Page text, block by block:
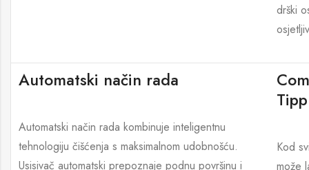
drški
Automatski način rada
Automatski način rada kombinuje inteligentnu
tehnologiju čišćenja s maksimalnom udobnošću.
Usisivač automatski prepoznaje podnu površinu i
Kod
može